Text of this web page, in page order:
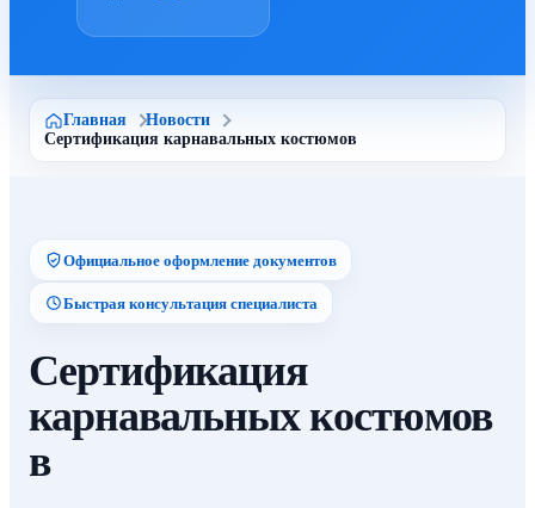
Главная
Новости
Сертификация карнавальных костюмов
Официальное оформление документов
Быстрая консультация специалиста
Сертификация
карнавальных костюмов
в